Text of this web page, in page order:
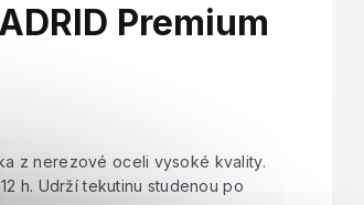
Premium
z nerezové oceli vysoké kvality.
h. Udrží tekutinu studenou po